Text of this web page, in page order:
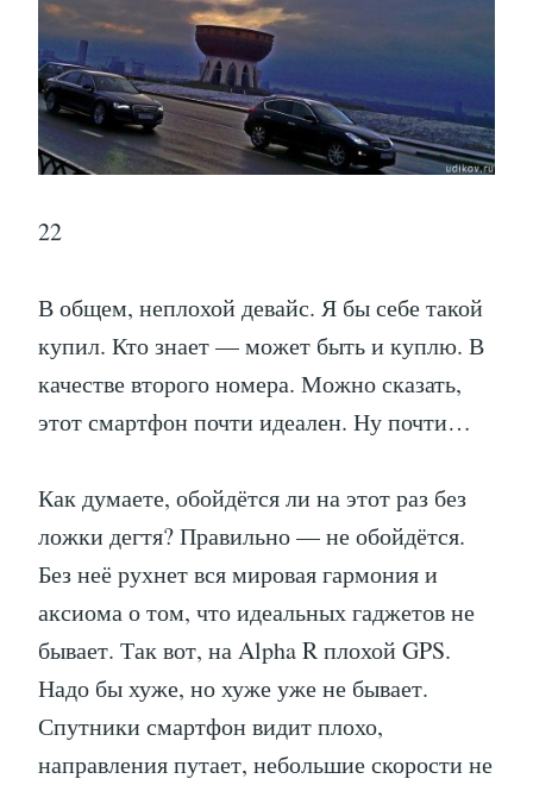
22
В общем, неплохой девайс. Я бы себе такой
купил. Кто знает — может быть и куплю. В
качестве второго номера. Можно сказать,
этот смартфон почти идеален. Ну почти…
Как думаете, обойдётся ли на этот раз без
ложки дегтя? Правильно — не обойдётся.
Без неё рухнет вся мировая гармония и
аксиома о том, что идеальных гаджетов не
бывает. Так вот, на Alpha R плохой GPS.
Надо бы хуже, но хуже уже не бывает.
Спутники смартфон видит плохо,
направления путает, небольшие скорости не